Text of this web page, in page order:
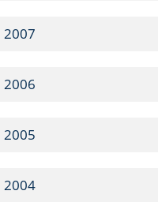
2007
2006
2005
2004